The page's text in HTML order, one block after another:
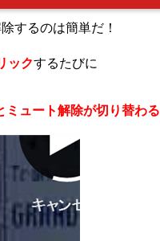
するのは簡単だ！
ックするたびに
ミュート解除が切り替わる